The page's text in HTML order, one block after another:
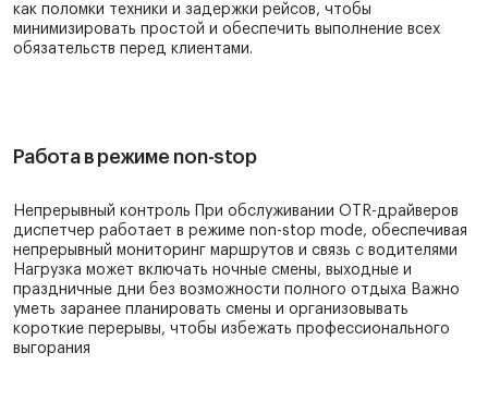
как поломки техники и задержки рейсов, чтобы
минимизировать простой и обеспечить выполнение всех
обязательств перед клиентами.
Работа в режиме non-stop
Непрерывный контроль При обслуживании OTR-драйверов
диспетчер работает в режиме non-stop mode, обеспечивая
непрерывный мониторинг маршрутов и связь с водителями
Нагрузка может включать ночные смены, выходные и
праздничные дни без возможности полного отдыха Важно
уметь заранее планировать смены и организовывать
короткие перерывы, чтобы избежать профессионального
выгорания